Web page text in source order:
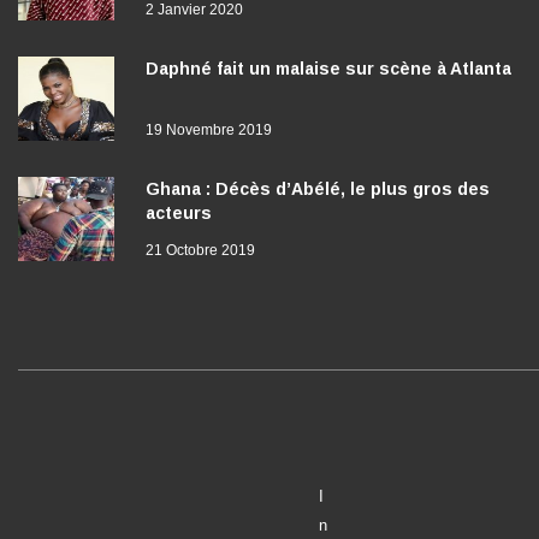
2 Janvier 2020
Daphné fait un malaise sur scène à Atlanta
19 Novembre 2019
Ghana : Décès d’Abélé, le plus gros des
acteurs
21 Octobre 2019
I
n